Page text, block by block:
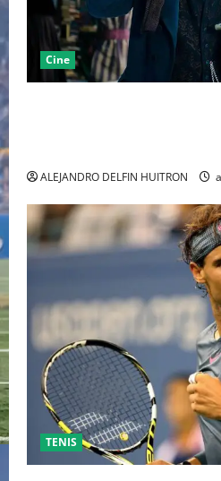
Cine
ALEJANDRO DELFIN HUITRON
TENIS